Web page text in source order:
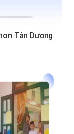
Tân Dương